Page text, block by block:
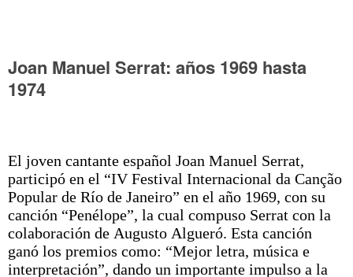
Joan Manuel Serrat: años 1969 hasta
1974
El joven cantante español Joan Manuel Serrat,
participó en el “IV Festival Internacional da Canção
Popular de Río de Janeiro” en el año 1969, con su
canción “Penélope”, la cual compuso Serrat con la
colaboración de Augusto Algueró. Esta canción
ganó los premios como: “Mejor letra, música e
interpretación”, dando un importante impulso a la